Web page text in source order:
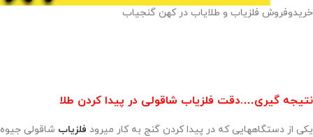
خریدوفروش فلزیاب و طلایاب در کهن گنجیاب
نتیجه گیری….دقت فلزیاب شاقولی در پیدا کردن طلا
یکی از دستگاههایی که در پیدا کردن گنج به کار میرود فلزیاب شاقولی جیوه